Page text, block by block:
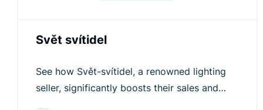
Svět svítidel
See how Svět-svítidel, a renowned lighting
seller, significantly boosts their sales and